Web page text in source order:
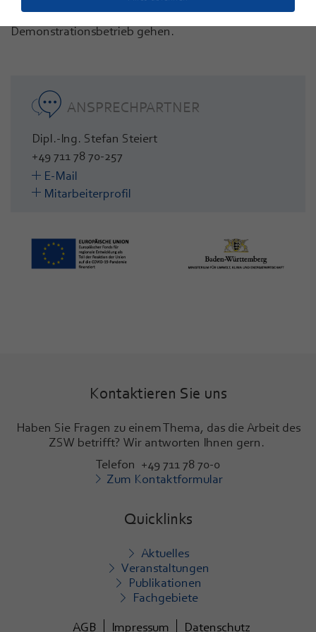
Elektrolyseanlage in den mehrjährigen
Demonstrationsbetrieb gehen.
ANSPRECHPARTNER
Dipl.-Ing. Stefan Steiert
+49 711 78 70-257
E-Mail
Mitarbeiterprofil
Kontaktieren Sie uns
Haben Sie Fragen zu einem Thema, das die Arbeit des
ZSW betrifft? Wir antworten Ihnen gern.
Telefon +49 711 78 70-0
Zum Kontaktformular
Quicklinks
Aktuelles
Veranstaltungen
Publikationen
Fachgebiete
AGB
Impressum Datenschutz